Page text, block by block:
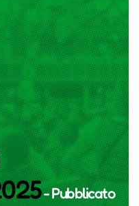
- Pubblicato